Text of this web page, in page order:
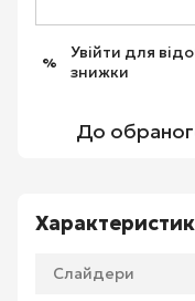
% Увійти для
знижки
До
Слайдери